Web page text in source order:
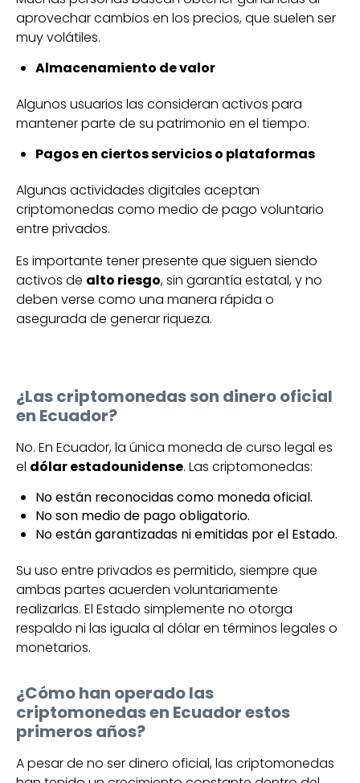
aprovechar cambios en los precios, que suelen ser
muy volátiles.
Almacenamiento de valor
Algunos usuarios las consideran activos para
mantener parte de su patrimonio en el tiempo.
Pagos en ciertos servicios o plataformas
Algunas actividades digitales aceptan
criptomonedas como medio de pago voluntario
entre privados.
Es importante tener presente que siguen siendo
activos de alto riesgo, sin garantía estatal, y no
deben verse como una manera rápida o
asegurada de generar riqueza.
¿Las criptomonedas son dinero oficial
en Ecuador?
No. En Ecuador, la única moneda de curso legal es
el dólar estadounidense. Las criptomonedas:
No están reconocidas como moneda oficial.
No son medio de pago obligatorio.
No están garantizadas ni emitidas por el Estado.
Su uso entre privados es permitido, siempre que
ambas partes acuerden voluntariamente
realizarlas. El Estado simplemente no otorga
respaldo ni las iguala al dólar en términos legales o
monetarios.
¿Cómo han operado las
criptomonedas en Ecuador estos
primeros años?
A pesar de no ser dinero oficial, las criptomonedas